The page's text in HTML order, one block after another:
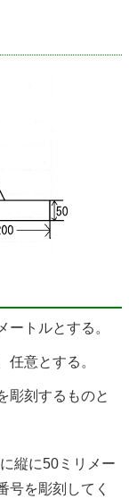
トルとする。
意とする。
彫刻するものと
縦に50ミリメー
号を彫刻してく